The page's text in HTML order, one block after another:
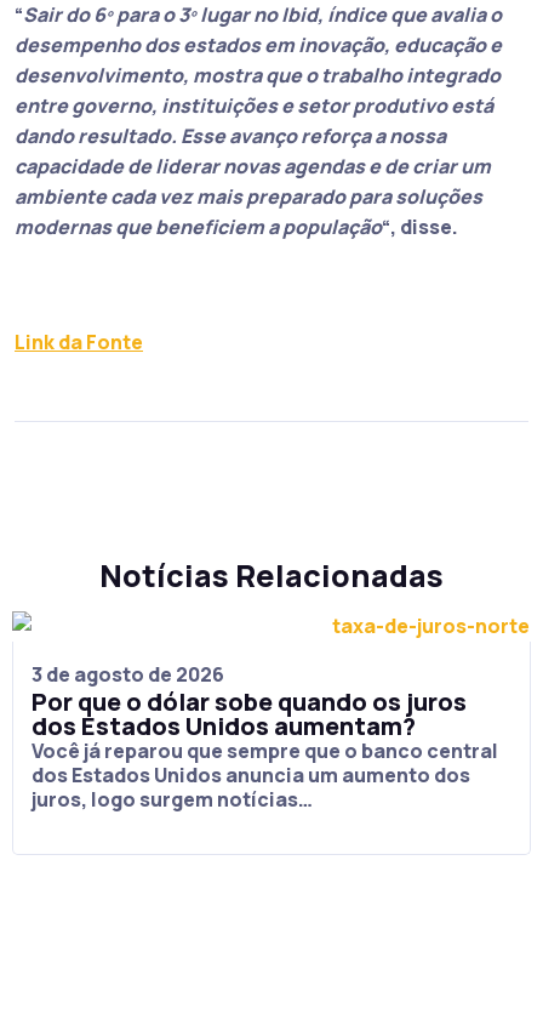
“Sair do 6º para o 3º lugar no Ibid, índice que avalia o
desempenho dos estados em inovação, educação e
desenvolvimento, mostra que o trabalho integrado
entre governo, instituições e setor produtivo está
dando resultado. Esse avanço reforça a nossa
capacidade de liderar novas agendas e de criar um
ambiente cada vez mais preparado para soluções
modernas que beneficiem a população“, disse.
Link da Fonte
Notícias Relacionadas
3 de agosto de 2026
Por que o dólar sobe quando os juros
dos Estados Unidos aumentam?
Você já reparou que sempre que o banco central
dos Estados Unidos anuncia um aumento dos
juros, logo surgem notícias…